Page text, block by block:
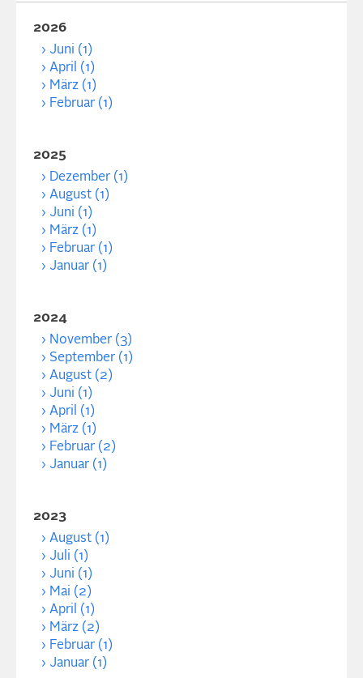
2026
Juni (1)
April (1)
März (1)
Februar (1)
2025
Dezember (1)
August (1)
Juni (1)
März (1)
Februar (1)
Januar (1)
2024
November (3)
September (1)
August (2)
Juni (1)
April (1)
März (1)
Februar (2)
Januar (1)
2023
August (1)
Juli (1)
Juni (1)
Mai (2)
April (1)
März (2)
Februar (1)
Januar (1)